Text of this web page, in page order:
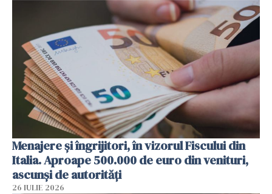
Menajere și îngrijitori, în vizorul Fiscului din
Italia. Aproape 500.000 de euro din venituri,
ascunși de autorități
26 IULIE 2026